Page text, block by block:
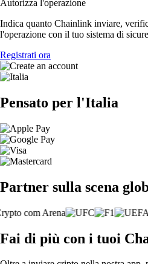
Autorizza l'operazione
Indica quanto Chainlink inviare,
l'operazione con il tuo sistema di
Registrati ora
Pensato per l'Italia
Partner sulla scena
Fai di più con i tuoi